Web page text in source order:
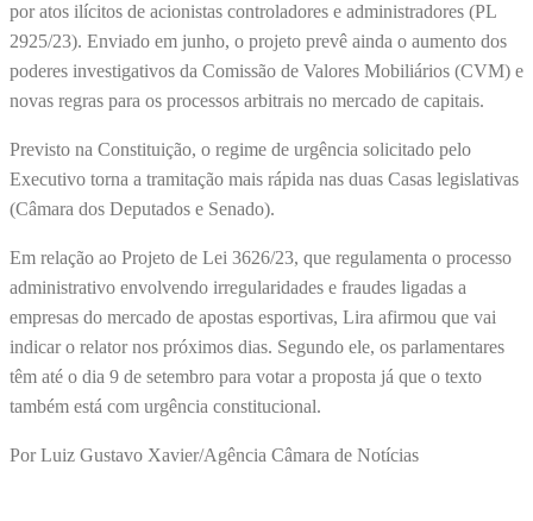
por atos ilícitos de acionistas controladores e administradores (PL
2925/23). Enviado em junho, o projeto prevê ainda o aumento dos
poderes investigativos da Comissão de Valores Mobiliários (CVM) e
novas regras para os processos arbitrais no mercado de capitais.
Previsto na Constituição, o regime de urgência solicitado pelo
Executivo torna a tramitação mais rápida nas duas Casas legislativas
(Câmara dos Deputados e Senado).
Em relação ao Projeto de Lei 3626/23, que regulamenta o processo
administrativo envolvendo irregularidades e fraudes ligadas a
empresas do mercado de apostas esportivas, Lira afirmou que vai
indicar o relator nos próximos dias. Segundo ele, os parlamentares
têm até o dia 9 de setembro para votar a proposta já que o texto
também está com urgência constitucional.
Por Luiz Gustavo Xavier/Agência Câmara de Notícias